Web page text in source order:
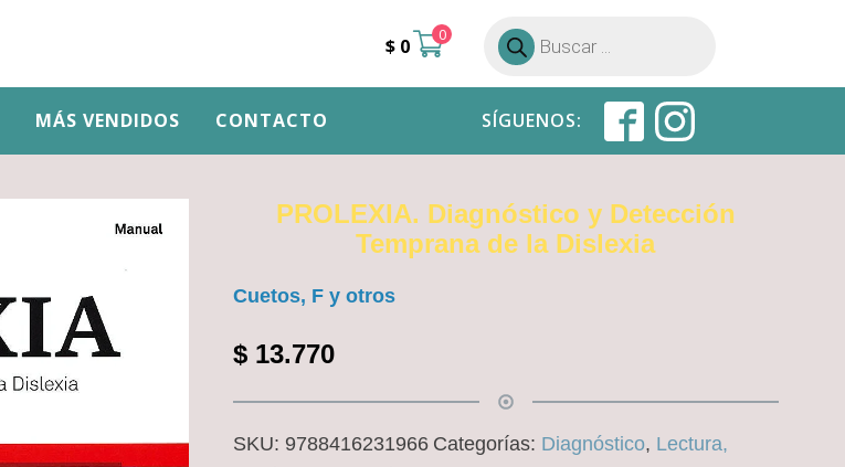
$ 0 0
Búsqueda
de
productos
MÁS VENDIDOS CONTACTO SÍGUENOS:
PROLEXIA. Diagnóstico y Detección
Temprana de la Dislexia
Cuetos, F y otros
$13.770
SKU: 9788416231966 Categorías: Diagnóstico, Lectura,